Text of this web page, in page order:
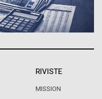
RIVISTE
MISSION